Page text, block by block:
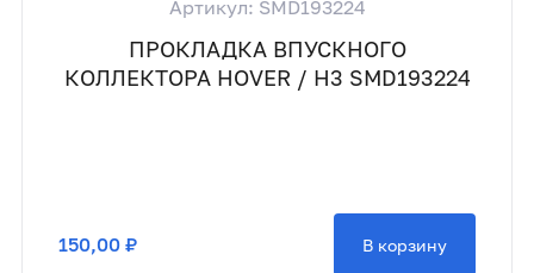
Артикул: SMD193224
ПРОКЛАДКА ВПУСКНОГО
КОЛЛЕКТОРА HOVER / H3 SMD193224
150,00 ₽ В корзину